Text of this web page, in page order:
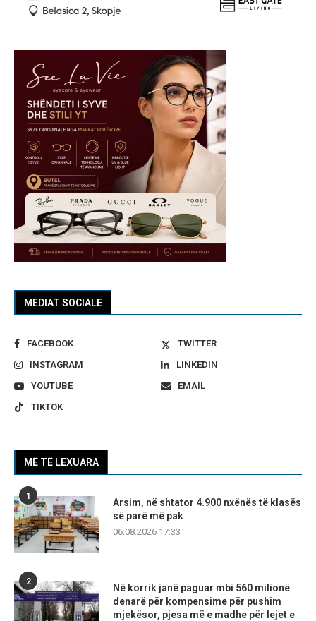
MEDIAT SOCIALE
FACEBOOK
TWITTER
INSTAGRAM
LINKEDIN
YOUTUBE
EMAIL
TIKTOK
MË TË LEXUARA
1
Arsim, në shtator 4.900 nxënës të klasës
së parë më pak
06.08.2026 17:33
2
Në korrik janë paguar mbi 560 milionë
denarë për kompensime për pushim
mjekësor, pjesa më e madhe për lejet e